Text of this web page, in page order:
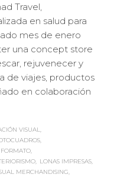
Travel,
en salud para
mes de enero
una concept store
rejuvenecer y
de viajes, productos
en colaboración
VISUAL
LONAS IMPRESAS
MERCHANDISING